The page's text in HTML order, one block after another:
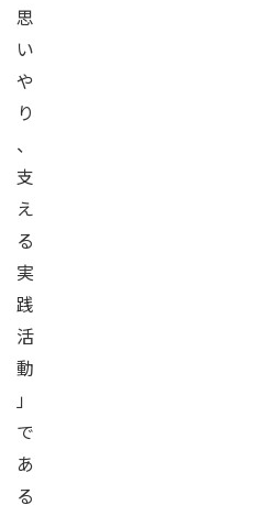
思
い
や
り
、
支
え
る
実
践
活
動
」
で
あ
る